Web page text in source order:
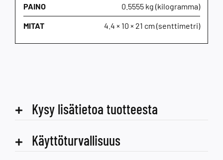
PAINO 0.5555 kg (kilogramma)
MITAT 4.4 × 10 × 21 cm (senttimetri)
Kysy lisätietoa tuotteesta
Käyttöturvallisuus